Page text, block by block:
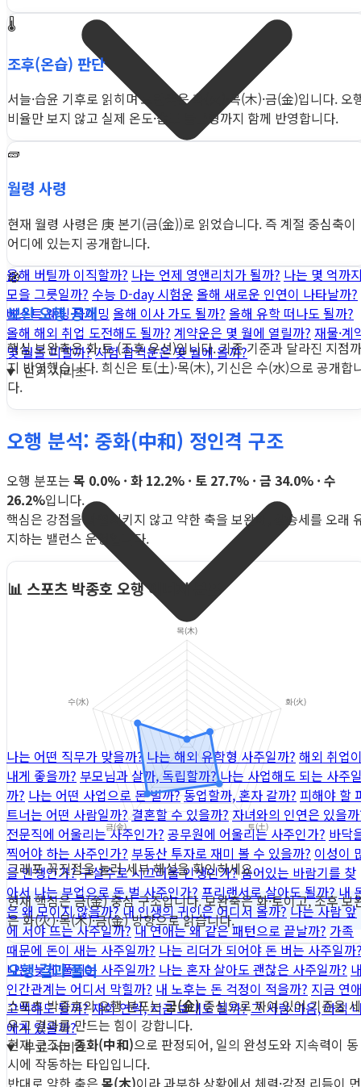
올해 버틸까 이직할까? 나는 언제 영앤리치가 될까? 나는 몇 억까
모을 그릇일까? 수능 D-day 시험운 올해 새로운 인연이 나타날까?
베스트 웨딩 타이밍 올해 이사 가도 될까? 올해 유학 떠나도 될까?
올해 해외 취업 도전해도 될까? 계약운은 몇 월에 열릴까? 재물·계
몇 월을 피할까?시험 합격운은 몇 월에 올까?
인기 시리즈
나는 어떤 직무가 맞을까? 나는 해외 유학형 사주일까? 해외 취업
내게 좋을까? 부모님과 살까, 독립할까?나는 사업해도 되는 사주
까? 나는 어떤 사업으로 돈 벌까?동업할까, 혼자 갈까? 피해야 할
트너는 어떤 사람일까? 결혼할 수 있을까?자녀와의 인연은 있을
전문직에 어울리는 사주인가? 공무원에 어울리는 사주인가? 바닥
찍어야 하는 사주인가? 부동산 투자로 재미 볼 수 있을까? 이성이
을 인생인가?구설수로 시끄러울 인생인가?숨어있는 바람기를 찾
아서 나는 부업으로 돈 벌 사주인가? 프리랜서로 살아도 될까? 내
은 왜 모이지 않을까? 내 인생의 귀인은 어디서 올까? 나는 사람 앞
에 서야 뜨는 사주일까? 내 연애는 왜 같은 패턴으로 끝날까? 가족
때문에 돈이 새는 사주일까?나는 리더가 되어야 돈 버는 사주일까
나는 늦게 풀리는 사주일까? 나는 혼자 살아도 괜찮은 사주일까?
인간관계는 어디서 막힐까? 내 노후는 돈 걱정이 적을까? 지금 연
고백해도 될까?재회 연락, 지금 보내도 될까? 그 사람 마음, 아직
에게 있을까?
무료 서비스
🌡️
조후(온습) 판단
서늘·습윤 기후로 읽히며 보완축은 화(火)·목(木)·금(金)입니다. 오
비율만 보지 않고 실제 온도·습도 불균형까지 함께 반영합니다.
🧱
월령 사령
현재 월령 사령은 庚 본기(금(金))로 읽었습니다. 즉 계절 중심축이
어디에 있는지 공개합니다.
🧭
보완 오행 공개
핵심 보완축은 화·토 (조후 우선)입니다. 기존 기준과 달라진 지점까
지 반영했습니다. 희신은 토(土)·목(木), 기신은 수(水)으로 공개합
다.
오행 분석: 중화(中和) 정인격 구조
오행 분포는 목 0.0% · 화 12.2% · 토 27.7% · 금 34.0% · 수
26.2%입니다.
핵심은 강점을 과열시키지 않고 약한 축을 보완해, 상승세를 오래
지하는 밸런스 운영입니다.
📊 스포츠 박종호 오행 에너지 분포
그래프 꼭짓점을 눌러 세부 해설을 확인하세요.
현재 핵심은 금(金) 중심 구조입니다. 보완축은 화·토이고, 조후 보
은 화(火)·목(木)·금(金) 방향으로 읽습니다.
오행 결과 풀이
스포츠 박종호의 오행 분포는금(金)중심으로 짜여 있어 기준을 세
우고 결과를 만드는 힘이 강합니다.
현재 구조는중화(中和)으로 판정되어, 일의 완성도와 지속력이 동
시에 작동하는 타입입니다.
반대로 약한 축은 목(木)이라 과부하 상황에서 체력·감정 리듬이 먼